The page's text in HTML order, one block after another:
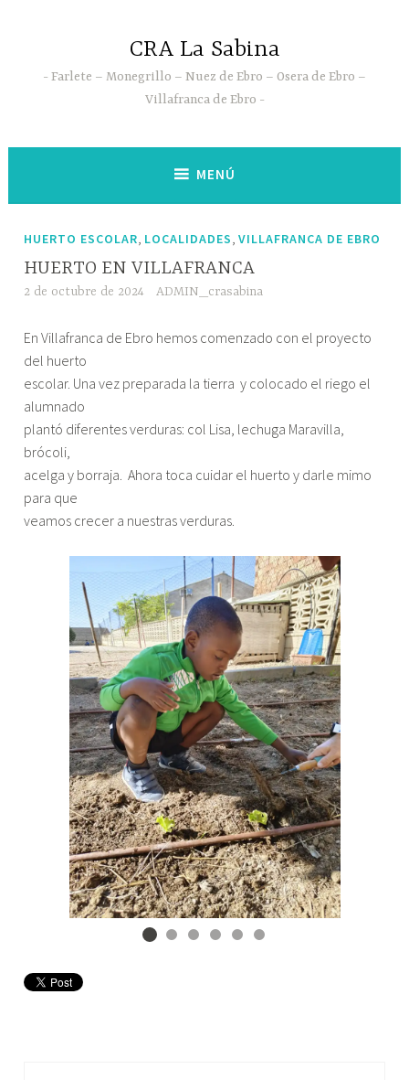
CRA La Sabina
Farlete – Monegrillo – Nuez de Ebro – Osera de Ebro –
Villafranca de Ebro
MENÚ
HUERTO ESCOLAR, LOCALIDADES,VILLAFRANCA DE EBRO
HUERTO EN VILLAFRANCA
2 de octubre de 2024 ADMIN_crasabina
En Villafranca de Ebro hemos comenzado con el proyecto
del huerto
escolar. Una vez preparada la tierra y colocado el riego el
alumnado
plantó diferentes verduras: col Lisa, lechuga Maravilla,
brócoli,
acelga y borraja. Ahora toca cuidar el huerto y darle mimo
para que
veamos crecer a nuestras verduras.